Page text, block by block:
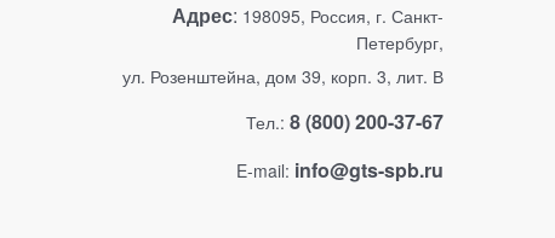
Адрес: 198095, Россия, г. Санкт-
Петербург,
ул. Розенштейна, дом 39, корп. 3, лит. В
Тел.: 8 (800) 200-37-67
E-mail: info@gts-spb.ru